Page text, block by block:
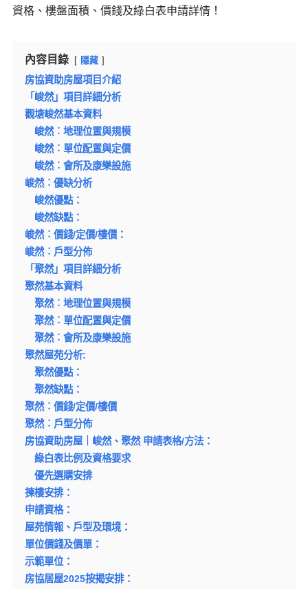
資格、樓盤面積、價錢及綠白表申請詳情！
內容目錄 隱藏
房協資助房屋項目介紹
「峻然」項目詳細分析
觀塘峻然基本資料
峻然︰地理位置與規模
峻然︰單位配置與定價
峻然︰會所及康樂設施
峻然︰優缺分析
峻然優點：
峻然缺點：
峻然︰價錢/定價/樓價：
峻然︰戶型分佈
「聚然」項目詳細分析
聚然基本資料
聚然︰地理位置與規模
聚然︰單位配置與定價
聚然︰會所及康樂設施
聚然屋苑分析:
聚然優點：
聚然缺點：
聚然︰價錢/定價/樓價
聚然︰戶型分佈
房協資助房屋｜峻然、聚然 申請表格/方法：
綠白表比例及資格要求
優先選購安排
揀樓安排：
申請資格：
屋苑情報、戶型及環境：
單位價錢及價單：
示範單位：
房協居屋2025按揭安排：